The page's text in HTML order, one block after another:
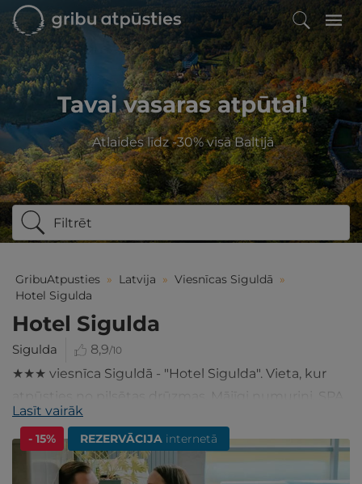
Tavai vasaras atpūtai!
Atlaides līdz -30% visā Baltijā
Filtrēt
GribuAtpusties » Latvija » Viesnīcas Siguldā »
Hotel Sigulda
Hotel Sigulda
Sigulda 8,9/10
★★★ viesnīca Siguldā - "Hotel Sigulda". Vieta, kur
atpūsties no pilsētas drūzmas. Mājīgi numuriņi, SPA
ar baseinu un saunu. Izvēlies no GribuAtpusties.lv
Lasīt vairāk
- 15% REZERVĀCIJA internetā